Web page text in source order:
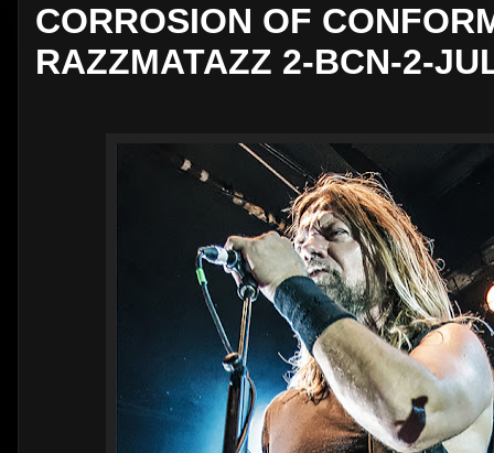
CORROSION OF
RAZZMATAZZ 2-BCN-2-